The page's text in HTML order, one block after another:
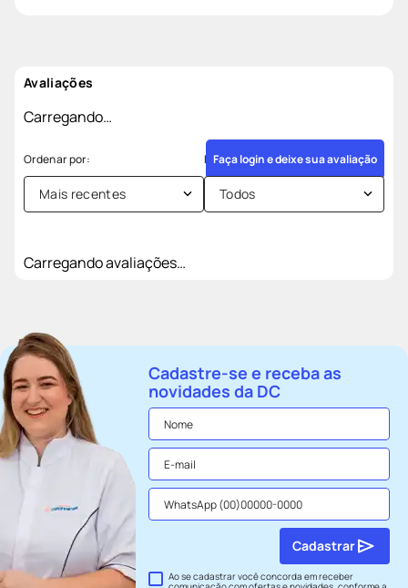
Avaliações
Carregando…
Faça login e deixe sua avaliação
Mais recentes Todos
Carregando avaliações…
Cadastre-se e receba as
novidades da DC
Ao se cadastrar você concorda em receber
Cadastrar